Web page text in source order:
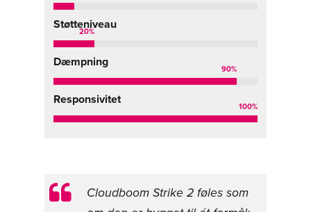
Støtteniveau
20%
Dæmpning
90%
Responsivitet
100%
Cloudboom Strike 2 føles som